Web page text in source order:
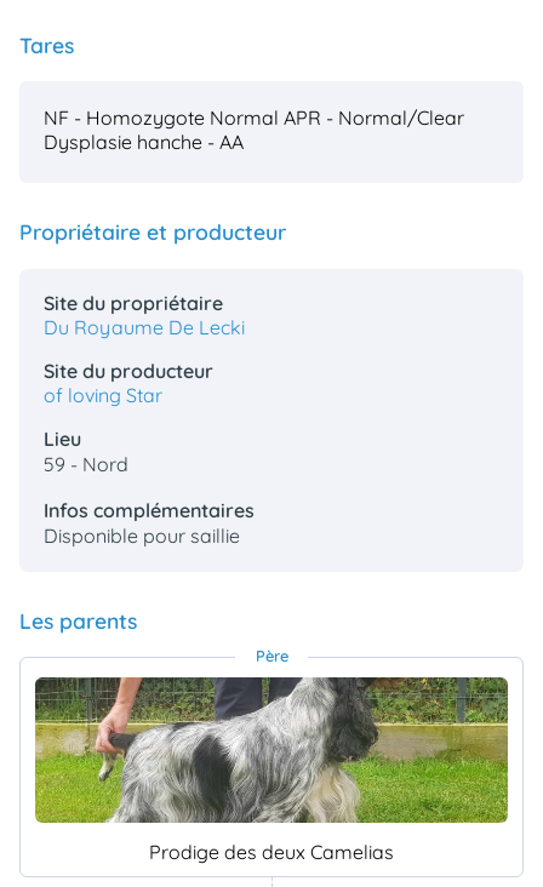
Tares
NF - Homozygote Normal APR - Normal/Clear
Dysplasie hanche - AA
Propriétaire et producteur
Site du propriétaire
Du Royaume De Lecki
Site du producteur
of loving Star
Lieu
59 - Nord
Infos complémentaires
Disponible pour saillie
Les parents
Père
Prodige des deux Camelias